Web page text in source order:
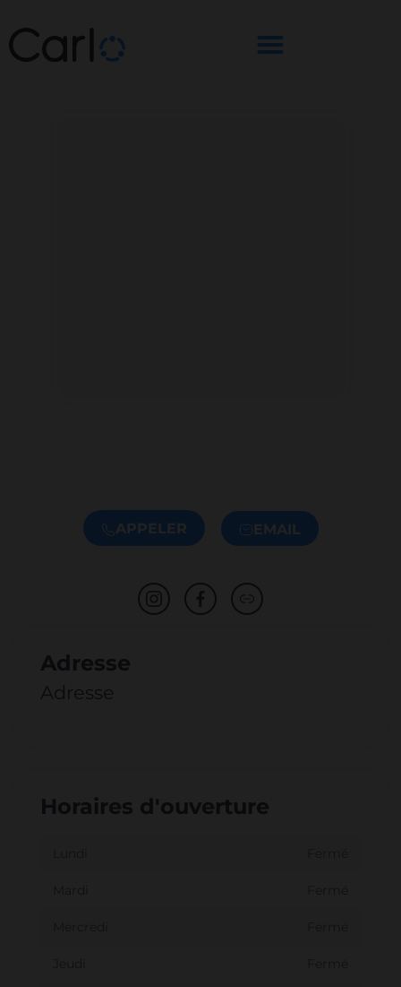
APPELER EMAIL
Adresse
Adresse
Horaires d'ouverture